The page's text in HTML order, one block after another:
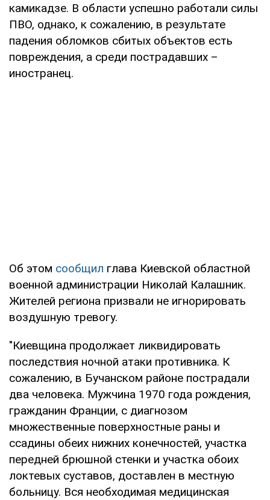
камикадзе. В области успешно работали силы
ПВО, однако, к сожалению, в результате
падения обломков сбитых объектов есть
повреждения, а среди пострадавших –
иностранец.
Об этом сообщил глава Киевской областной
военной администрации Николай Калашник.
Жителей региона призвали не игнорировать
воздушную тревогу.
"Киевщина продолжает ликвидировать
последствия ночной атаки противника. К
сожалению, в Бучанском районе пострадали
два человека. Мужчина 1970 года рождения,
гражданин Франции, с диагнозом
множественные поверхностные раны и
ссадины обеих нижних конечностей, участка
передней брюшной стенки и участка обоих
локтевых суставов, доставлен в местную
больницу. Вся необходимая медицинская